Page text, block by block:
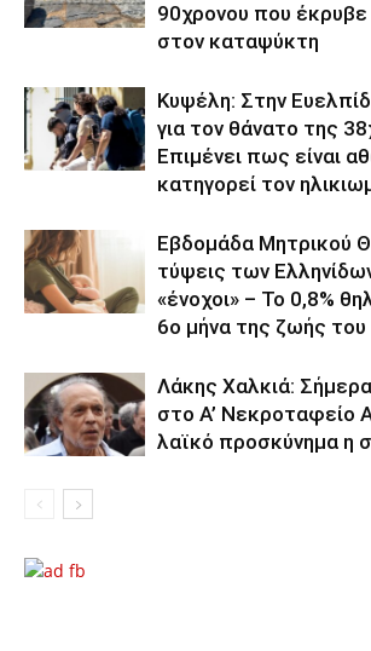
90χρονου που έκρυβε
στον καταψύκτη
Κυψέλη: Στην
για τον θάνατο της
Επιμένει πως είναι
κατηγορεί τον
Εβδομάδα Μητρικού
τύψεις των
«ένοχοι» – Το 0,8%
6ο μήνα της ζωής του
Λάκης Χαλκιά:
στο Α’ Νεκροταφείο
λαϊκό προσκύνημα η